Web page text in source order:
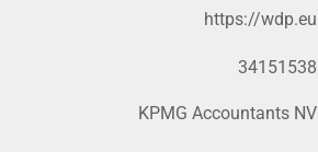
https://​wdp​.eu
34151538
KPMG Accountants NV